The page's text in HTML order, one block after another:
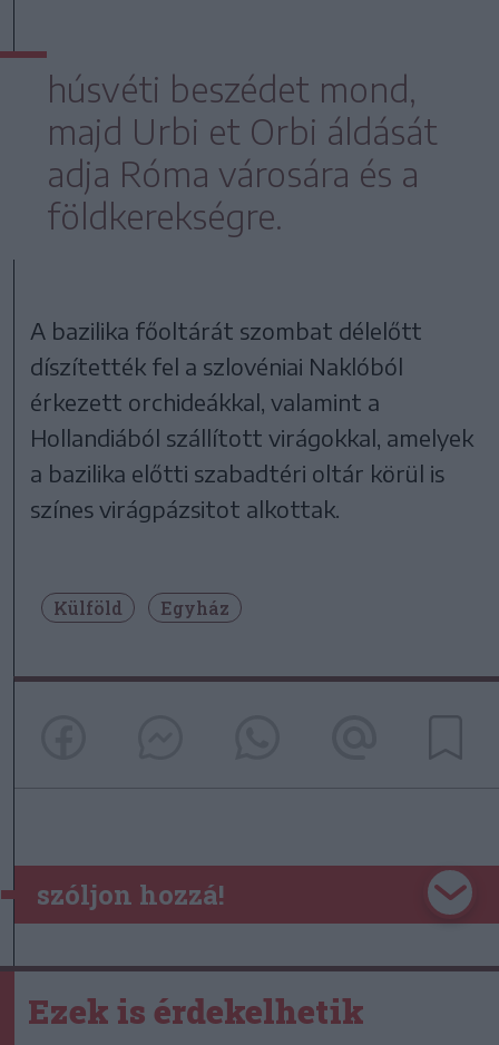
húsvéti beszédet mond,
majd Urbi et Orbi áldását
adja Róma városára és a
földkerekségre.
A bazilika főoltárát szombat délelőtt
díszítették fel a szlovéniai Naklóból
érkezett orchideákkal, valamint a
Hollandiából szállított virágokkal, amelyek
a bazilika előtti szabadtéri oltár körül is
színes virágpázsitot alkottak.
Külföld Egyház
szóljon hozzá!
Ezek is érdekelhetik